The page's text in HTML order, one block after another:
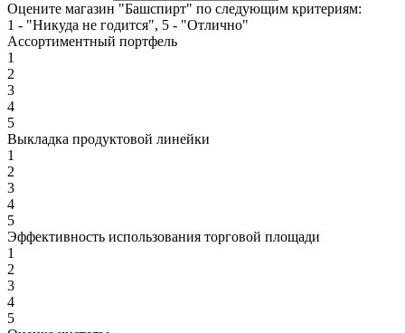
Оцените магазин "Башспирт" по следующим критериям:
1 - "Никуда не годится", 5 - "Отлично"
Ассортиментный портфель
1
2
3
4
5
Выкладка продуктовой линейки
1
2
3
4
5
Эффективность использования торговой площади
1
2
3
4
5